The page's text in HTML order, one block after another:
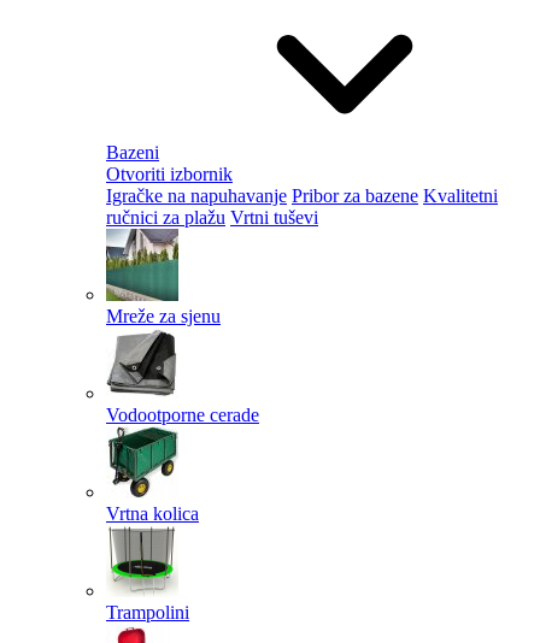
Bazeni
Otvoriti izbornik
Igračke na napuhavanje Pribor za bazene Kvalitetni
ručnici za plažu Vrtni tuševi
Mreže za sjenu
Vodootporne cerade
Vrtna kolica
Trampolini